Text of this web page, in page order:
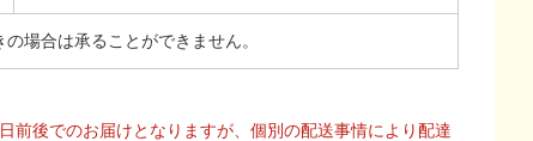
場合は承ることができません。
前後でのお届けとなりますが、個別の配送事情により配達